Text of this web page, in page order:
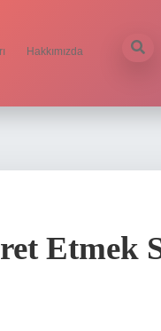
Hakkımızda
Etmek